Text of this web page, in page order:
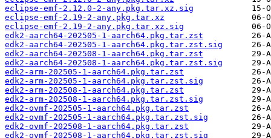
eclipse-emf-2.12.0-2-any.pkg.tar.xz.sig
eclipse-emf-2.19-2-any.pkg.tar.xz
eclipse-emf-2.19-2-any.pkg.tar.xz.sig
edk2-aarch64-202505-1-aarch64.pkg.tar.zst
edk2-aarch64-202505-1-aarch64.pkg.tar.zst.sig
edk2-aarch64-202508-1-aarch64.pkg.tar.zst
edk2-aarch64-202508-1-aarch64.pkg.tar.zst.sig
edk2-arm-202505-1-aarch64.pkg.tar.zst
edk2-arm-202505-1-aarch64.pkg.tar.zst.sig
edk2-arm-202508-1-aarch64.pkg.tar.zst
edk2-arm-202508-1-aarch64.pkg.tar.zst.sig
edk2-ovmf-202505-1-aarch64.pkg.tar.zst
edk2-ovmf-202505-1-aarch64.pkg.tar.zst.sig
edk2-ovmf-202508-1-aarch64.pkg.tar.zst
edk2-ovmf-202508-1-aarch64.pkg.tar.zst.sig